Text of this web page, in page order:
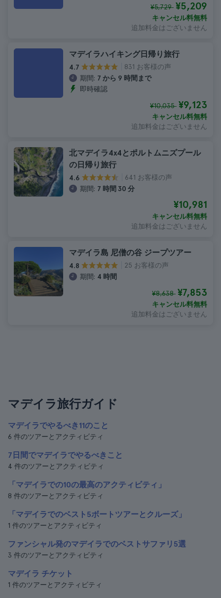
¥5,729 ¥5,209
キャンセル料無料
追加料金はございません
マデイラハイキング日帰り旅行
4.7
831 お客様の声
期間: 7 から 9 時間まで
即時確認
¥10,035 ¥9,123
キャンセル料無料
追加料金はございません
北マデイラ4x4とポルトムニズプール
の日帰り旅行
4.6
641 お客様の声
期間: 7 時間 30 分
¥10,981
キャンセル料無料
追加料金はございません
マデイラ島 尼僧の谷 ジープツアー
4.8
25 お客様の声
期間: 4 時間
¥8,638 ¥7,853
キャンセル料無料
追加料金はございません
マデイラ旅行ガイド
マデイラでやるべき11のこと
6 件のツアーとアクティビティ
7日間でマデイラでやるべきこと
4 件のツアーとアクティビティ
「マデイラでの10の最高のアクティビティ」
8 件のツアーとアクティビティ
「マデイラでのベスト5ボートツアーとクルーズ」
1 件のツアーとアクティビティ
ファンシャル発のマデイラでのベストサファリ5選
3 件のツアーとアクティビティ
マデイラ チケット
1 件のツアーとアクティビティ